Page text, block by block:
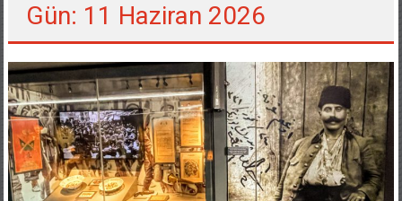
Gün: 11 Haziran 2026